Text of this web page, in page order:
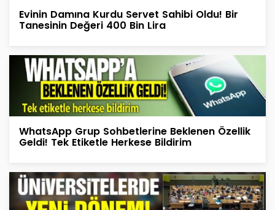
Evinin Damına Kurdu Servet Sahibi Oldu! Bir
Tanesinin Değeri 400 Bin Lira
WhatsApp Grup Sohbetlerine Beklenen Özellik
Geldi! Tek Etiketle Herkese Bildirim